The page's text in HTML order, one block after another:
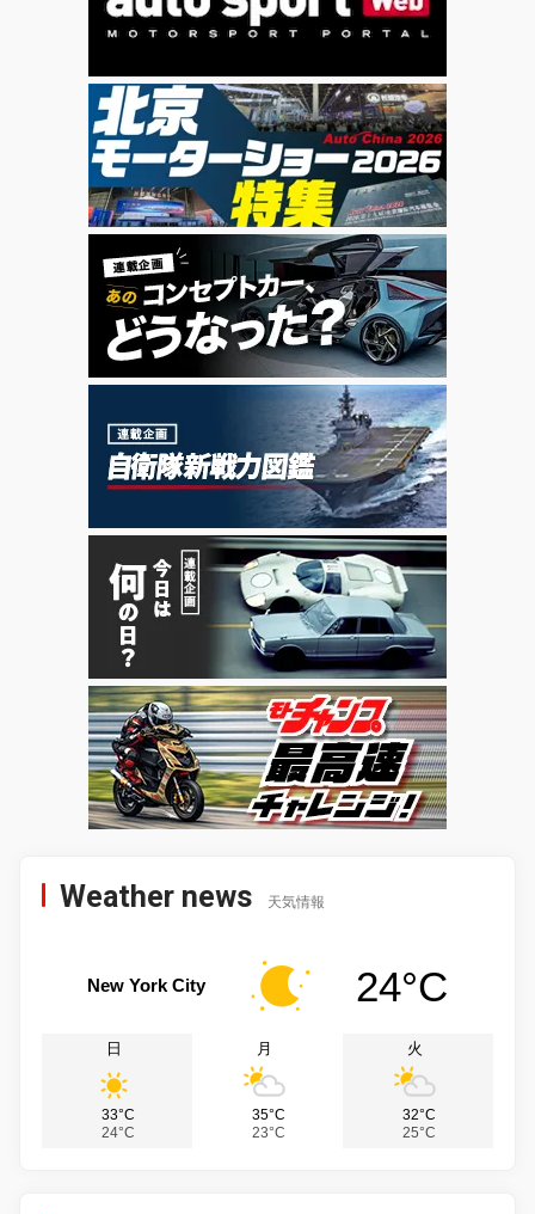
Weather news 天気情報
New York City 24°C
日
33°C
24°C
月
35°C
23°C
火
32°C
25°C